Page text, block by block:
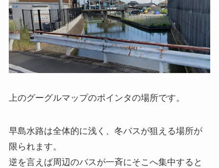
上のグーグルマップのポインタの場所です。
早島水路は全体的に浅く、冬バスが狙える場所が
限られます。
逆を言えば周辺のバスが一斉にそこへ集中すると